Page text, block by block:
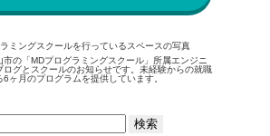
市の「MDプログラミングスクール」所属エンジニ
ログとスクールのお知らせです。未経験からの就職
6ヶ月のプログラムを提供しています。